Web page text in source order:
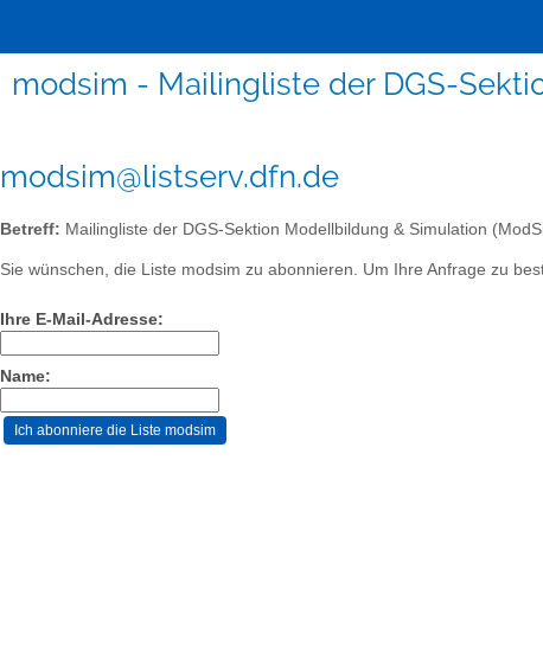
modsim - Mailingliste der DGS-
modsim@listserv.dfn.de
Betreff: Mailingliste der DGS-Sektion Modellbildung & Simulation
Sie wünschen, die Liste modsim zu abonnieren. Um Ihre Anfrage zu
Ihre E-Mail-Adresse:
Name: